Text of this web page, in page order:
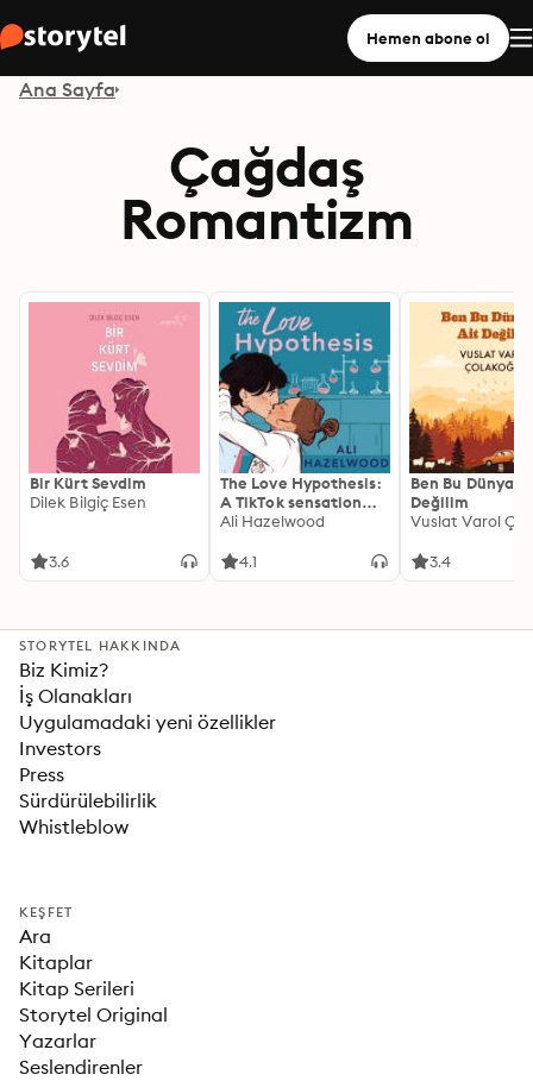
Hemen abone ol
Ana Sayfa
Çağdaş
Romantizm
Bir Kürt Sevdim
Dilek Bilgiç Esen
3.6
The Love Hypothesis:
A TikTok sensation
and must-read STEM
Ali Hazelwood
4.1
Ben Bu
Değilim
3.4
STORYTEL HAKKINDA
Biz Kimiz?
İş Olanakları
Uygulamadaki yeni özellikler
Investors
Press
Sürdürülebilirlik
Whistleblow
KEŞFET
Ara
Kitaplar
Kitap Serileri
Storytel Original
Yazarlar
Seslendirenler